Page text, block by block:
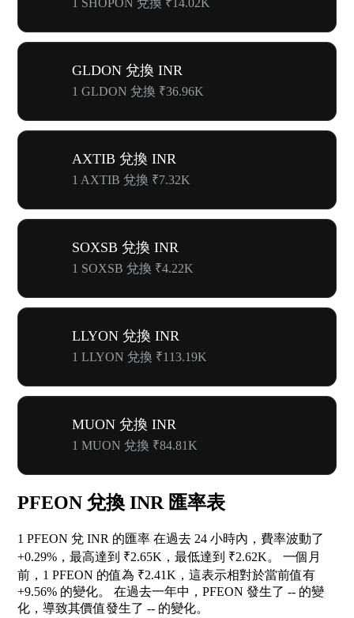
GLDON 兌換 INR
1 GLDON 兌換 ₹36.96K
AXTIB 兌換 INR
1 AXTIB 兌換 ₹7.32K
SOXSB 兌換 INR
1 SOXSB 兌換 ₹4.22K
LLYON 兌換 INR
1 LLYON 兌換 ₹113.19K
MUON 兌換 INR
1 MUON 兌換 ₹84.81K
PFEON 兌換 INR 匯率表
1 PFEON 兌 INR 的匯率 在過去 24 小時內，費率波動了
+0.29% ，最高達到 ₹2.65K，最低達到 ₹2.62K。 一個月
前，1 PFEON 的值為 ₹2.41K，這表示相對於當前值有
+9.56% 的變化。 在過去一年中，PFEON 發生了 -- 的變
化，導致其價值發生了 -- 的變化。